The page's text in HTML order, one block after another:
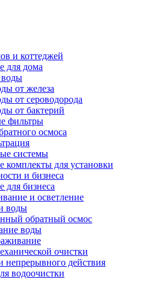
и коттеджей
для дома
воды
от железа
от сероводорода
от бактерий
фильтры
осмоса
системы
для установки
и бизнеса
для бизнеса
и осветление
воды
обратный осмос
воды
очистки
непрерывного действия
водоочистки